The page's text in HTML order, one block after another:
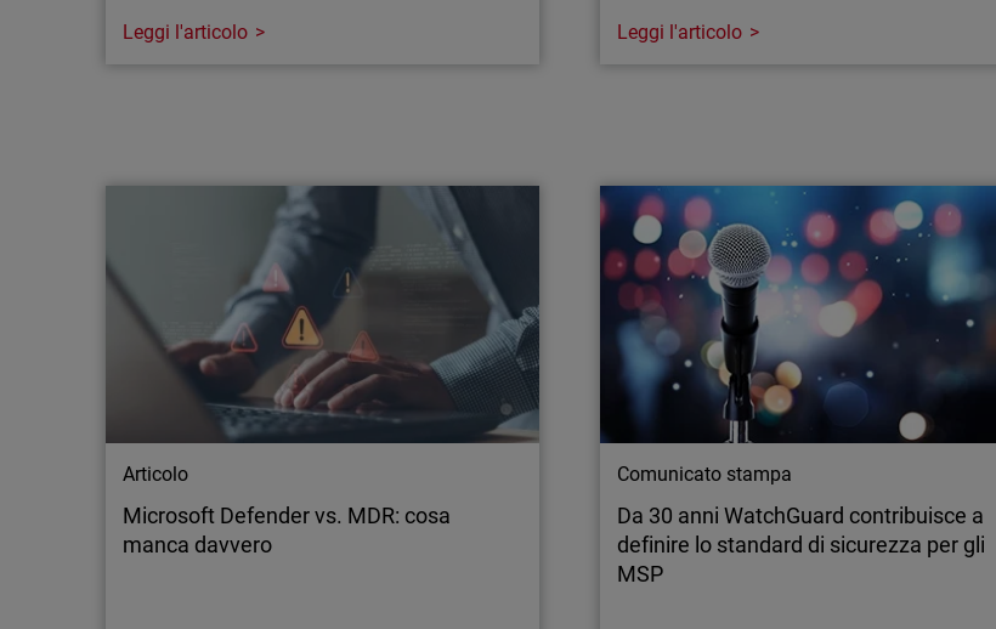
Scopri come l’intelligenza artificiale stia
eseguendo attacchi autonomi e perché le
difese devono rispondere alla stessa velocità
per restare efficaci.
Leggi l'articolo
parte di CRN
Mentre WatchGuard celebra il suo 30°
anniversario, l’azienda ottiene per il decimo
anno consecutivo la valutazione 5-Star nella
CRN Partner Program Guide, confermando un
impegno costante verso il successo degli
MSP.
Leggi l'articolo
Articolo
Microsoft Defender vs. MDR: cosa
manca davvero
Comunicato stampa
Da 30 anni WatchGuard contribuisce a
definire lo standard di sicurezza per gli
MSP